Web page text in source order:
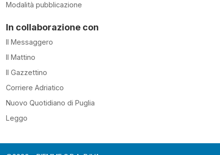
Modalità pubblicazione
In collaborazione con
Il Messaggero
Il Mattino
Il Gazzettino
Corriere Adriatico
Nuovo Quotidiano di Puglia
Leggo